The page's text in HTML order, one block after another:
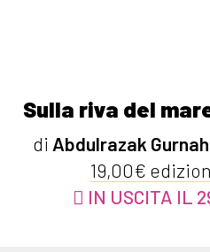
Sulla riva del
di Abdulrazak Gurnah
19,00€
IN USCITA IL